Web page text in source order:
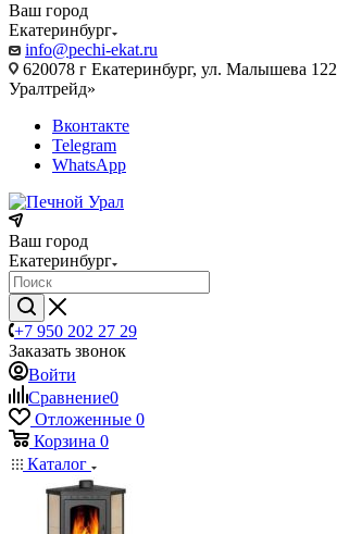
Ваш город
Екатеринбург
info@pechi-ekat.ru
620078 г Екатеринбург, ул. Малышева
Уралтрейд»
Вконтакте
Telegram
WhatsApp
Ваш город
Екатеринбург
+7 950 202 27 29
Заказать звонок
Войти
Сравнение0
Отложенные 0
Корзина 0
Каталог